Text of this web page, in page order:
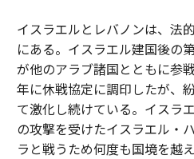
イスラエルとレバノンは、法
にある。イスラエル建国後の
が他のアラブ諸国とともに参
年に休戦協定に調印したが、
て激化し続けている。イスラ
の攻撃を受けたイスラエル・
ラと戦うため何度も国境を越え